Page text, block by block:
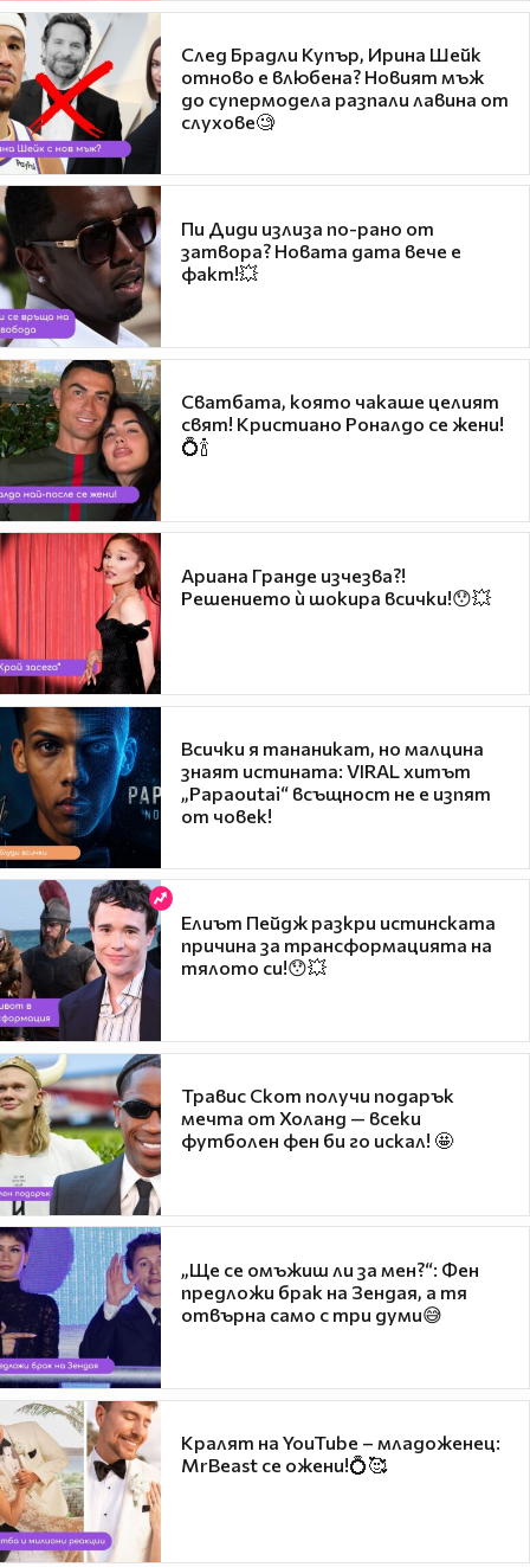
След Брадли Купър, Ирина Шейк
отново е влюбена? Новият мъж
до супермодела разпали лавина от
слухове🧐
Пи Диди излиза по-рано от
затвора? Новата дата вече е
факт!💥
Сватбата, която чакаше целият
свят! Кристиано Роналдо се жени!
💍🍾
Ариана Гранде изчезва?!
Решението ѝ шокира всички!😯💥
Всички я тананикат, но малцина
знаят истината: VIRAL хитът
„Papaoutai“ всъщност не е изпят
от човек!
Елиът Пейдж разкри истинската
причина за трансформацията на
тялото си!😯💥
Травис Скот получи подарък
мечта от Холанд — всеки
футболен фен би го искал! 🤩
„Ще се омъжиш ли за мен?“: Фен
предложи брак на Зендая, а тя
отвърна само с три думи😅
Кралят на YouTube – младоженец:
MrBeast се ожени!💍🥰